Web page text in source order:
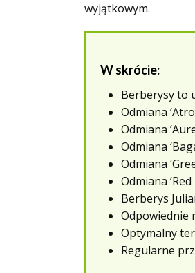
wyjątkowym.
W skrócie:
Berberysy to
Odmiana
Odmiana
Odmiana
Odmiana
Odmiana
Berberys
Odpowiednie
Optymalny
Regularne